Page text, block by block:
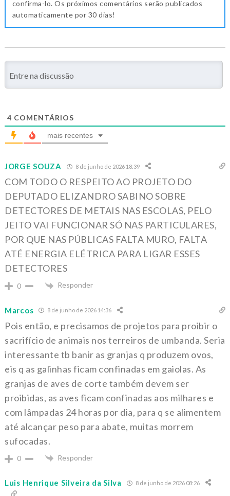
confirma-lo. Os próximos comentários serão publicados
automaticamente por 30 dias!
4 COMENTÁRIOS
mais recentes
JORGE SOUZA 8 de junho de 2026 18:39
COM TODO O RESPEITO AO PROJETO DO
DEPUTADO ELIZANDRO SABINO SOBRE
DETECTORES DE METAIS NAS ESCOLAS, PELO
JEITO VAI FUNCIONAR SÓ NAS PARTICULARES,
POR QUE NAS PÚBLICAS FALTA MURO, FALTA
ATÉ ENERGIA ELÉTRICA PARA LIGAR ESSES
DETECTORES
0 Responder
Marcos 8 de junho de 2026 14:36
Pois então, e precisamos de projetos para proibir o
sacrifício de animais nos terreiros de umbanda. Seria
interessante tb banir as granjas q produzem ovos,
eis q as galinhas ficam confinadas em gaiolas. As
granjas de aves de corte também devem ser
proibidas, as aves ficam confinadas aos milhares e
com lâmpadas 24 horas por dia, para q se alimentem
até alcançar peso para abate, muitas morrem
sufocadas.
0 Responder
Luis Henrique Silveira da Silva 8 de junho de 2026 08:26